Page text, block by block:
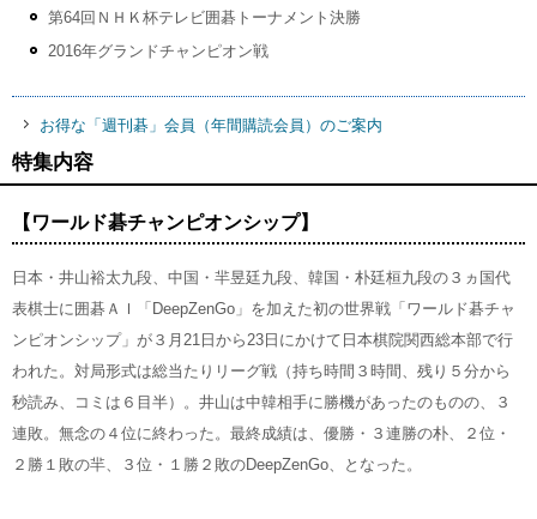
第64回ＮＨＫ杯テレビ囲碁トーナメント決勝
2016年グランドチャンピオン戦
お得な「週刊碁」会員（年間購読会員）のご案内
特集内容
【ワールド碁チャンピオンシップ】
日本・井山裕太九段、中国・羋昱廷九段、韓国・朴廷桓九段の３ヵ国代
表棋士に囲碁ＡＩ「DeepZenGo」を加えた初の世界戦「ワールド碁チャ
ンピオンシップ」が３月21日から23日にかけて日本棋院関西総本部で行
われた。対局形式は総当たりリーグ戦（持ち時間３時間、残り５分から
秒読み、コミは６目半）。井山は中韓相手に勝機があったのものの、３
連敗。無念の４位に終わった。最終成績は、優勝・３連勝の朴、２位・
２勝１敗の羋、３位・１勝２敗のDeepZenGo、となった。